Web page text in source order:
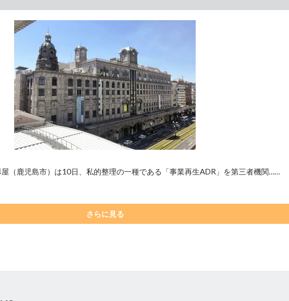
（鹿児島市）は10日、私的整理の一種である「事業再生ADR」を第三者機関……
さらに見る